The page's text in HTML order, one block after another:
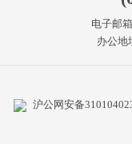
电子邮
办公地
沪公网安备